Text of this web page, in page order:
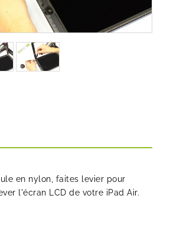
en nylon, faites levier pour
l'écran LCD de votre iPad Air.